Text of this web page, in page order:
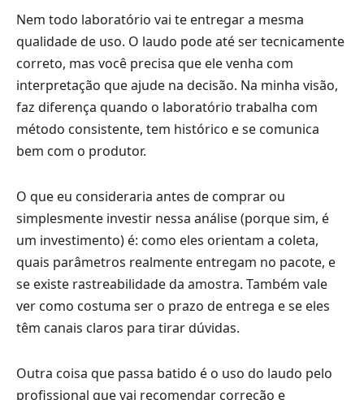
Nem todo laboratório vai te entregar a mesma
qualidade de uso. O laudo pode até ser tecnicamente
correto, mas você precisa que ele venha com
interpretação que ajude na decisão. Na minha visão,
faz diferença quando o laboratório trabalha com
método consistente, tem histórico e se comunica
bem com o produtor.
O que eu consideraria antes de comprar ou
simplesmente investir nessa análise (porque sim, é
um investimento) é: como eles orientam a coleta,
quais parâmetros realmente entregam no pacote, e
se existe rastreabilidade da amostra. Também vale
ver como costuma ser o prazo de entrega e se eles
têm canais claros para tirar dúvidas.
Outra coisa que passa batido é o uso do laudo pelo
profissional que vai recomendar correção e